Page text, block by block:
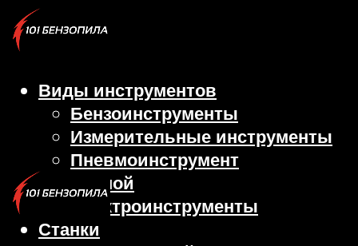
Виды инструментов
Бензоинструменты
Измерительные инструменты
Пневмоинструмент
Ручной
Электроинструменты
Станки